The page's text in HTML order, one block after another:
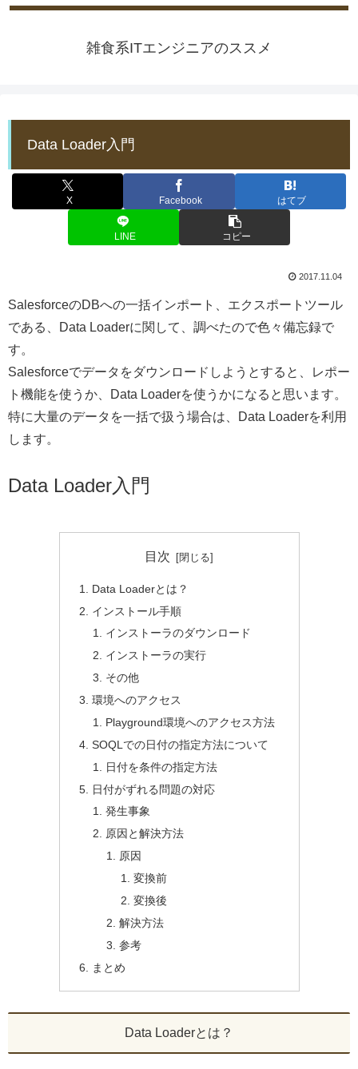
雑食系ITエンジニアのススメ
Data Loader入門
X Facebook はてブ
LINE コピー
2017.11.04
SalesforceのDBへの一括インポート、エクスポートツール
である、Data Loaderに関して、調べたので色々備忘録で
す。
Salesforceでデータをダウンロードしようとすると、レポー
ト機能を使うか、Data Loaderを使うかになると思います。
特に大量のデータを一括で扱う場合は、Data Loaderを利用
します。
Data Loader入門
目次
Data Loaderとは？
インストール手順
インストーラのダウンロード
インストーラの実行
その他
環境へのアクセス
Playground環境へのアクセス方法
SOQLでの日付の指定方法について
日付を条件の指定方法
日付がずれる問題の対応
発生事象
原因と解決方法
原因
変換前
変換後
解決方法
参考
まとめ
Data Loaderとは？